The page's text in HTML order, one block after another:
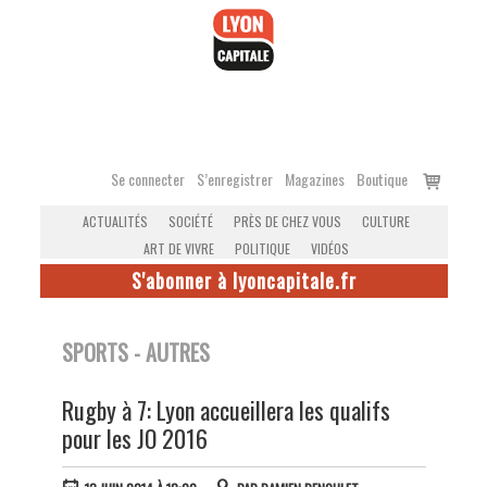
Se connecter S’enregistrer Magazines Boutique
Voir
ACTUALITÉS SOCIÉTÉ PRÈS DE CHEZ VOUS
CULTURE
ART DE VIVRE
POLITIQUE VIDÉOS
S'abonner à lyoncapitale.fr
SPORTS - AUTRES
Rugby à 7: Lyon accueillera les qualifs
pour les JO 2016